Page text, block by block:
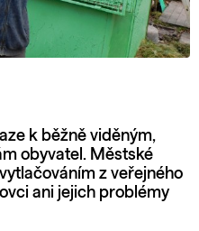
k běžně viděným,
obyvatel. Městské
z veřejného
ani jejich problémy